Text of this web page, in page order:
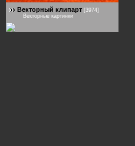
Векторный клипарт [3974]
Векторные картинки